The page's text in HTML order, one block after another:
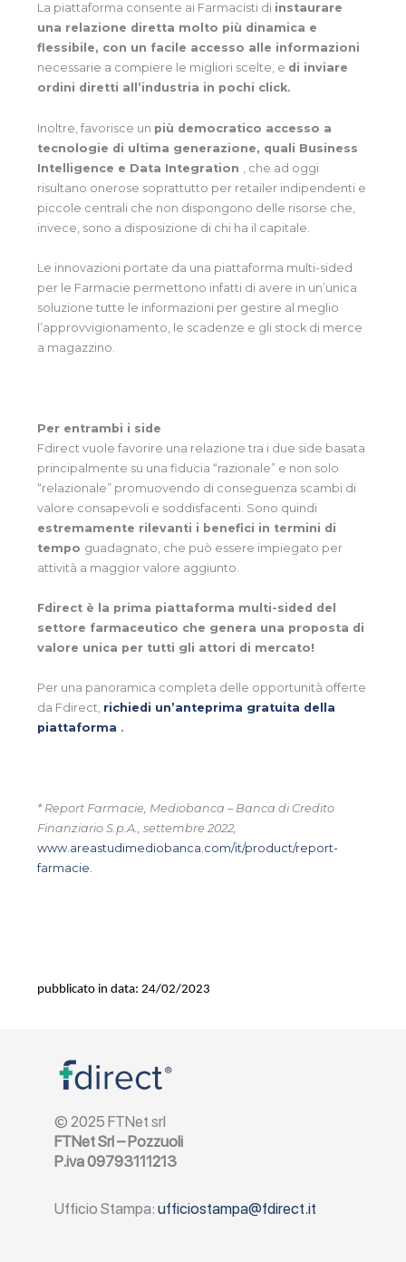
La piattaforma consente ai Farmacisti di instaurare
una relazione diretta molto più dinamica e
flessibile, con un facile accesso alle informazioni
necessarie a compiere le migliori scelte, e di inviare
ordini diretti all’industria in pochi click.
Inoltre, favorisce un più democratico accesso a
tecnologie di ultima generazione, quali Business
Intelligence e Data Integration
, che ad oggi
risultano onerose soprattutto per retailer indipendenti e
piccole centrali che non dispongono delle risorse che,
invece, sono a disposizione di chi ha il capitale.
Le innovazioni portate da una piattaforma multi-sided
per le Farmacie permettono infatti di avere in un’unica
soluzione tutte le informazioni per gestire al meglio
l’approvvigionamento, le scadenze e gli stock di merce
a magazzino.
Per entrambi i side
Fdirect vuole favorire una relazione tra i due side basata
principalmente su una fiducia “razionale” e non solo
“relazionale” promuovendo di conseguenza scambi di
valore consapevoli e soddisfacenti. Sono quindi
estremamente rilevanti i benefici in termini di
tempo guadagnato, che può essere impiegato per
attività a maggior valore aggiunto.
Fdirect è la prima piattaforma multi-sided del
settore farmaceutico che genera una proposta di
valore unica per tutti gli attori di mercato!
Per una panoramica completa delle opportunità offerte
da Fdirect, richiedi un’anteprima gratuita della
piattaforma .
* Report Farmacie, Mediobanca – Banca di Credito
Finanziario S.p.A., settembre 2022,
www.areastudimediobanca.com/it/product/report-
farmacie.
pubblicato in data: 24/02/2023
© 2025 FTNet srl
FTNet Srl – Pozzuoli
P.iva 09793111213
Ufficio Stampa: ufficiostampa@fdirect.it